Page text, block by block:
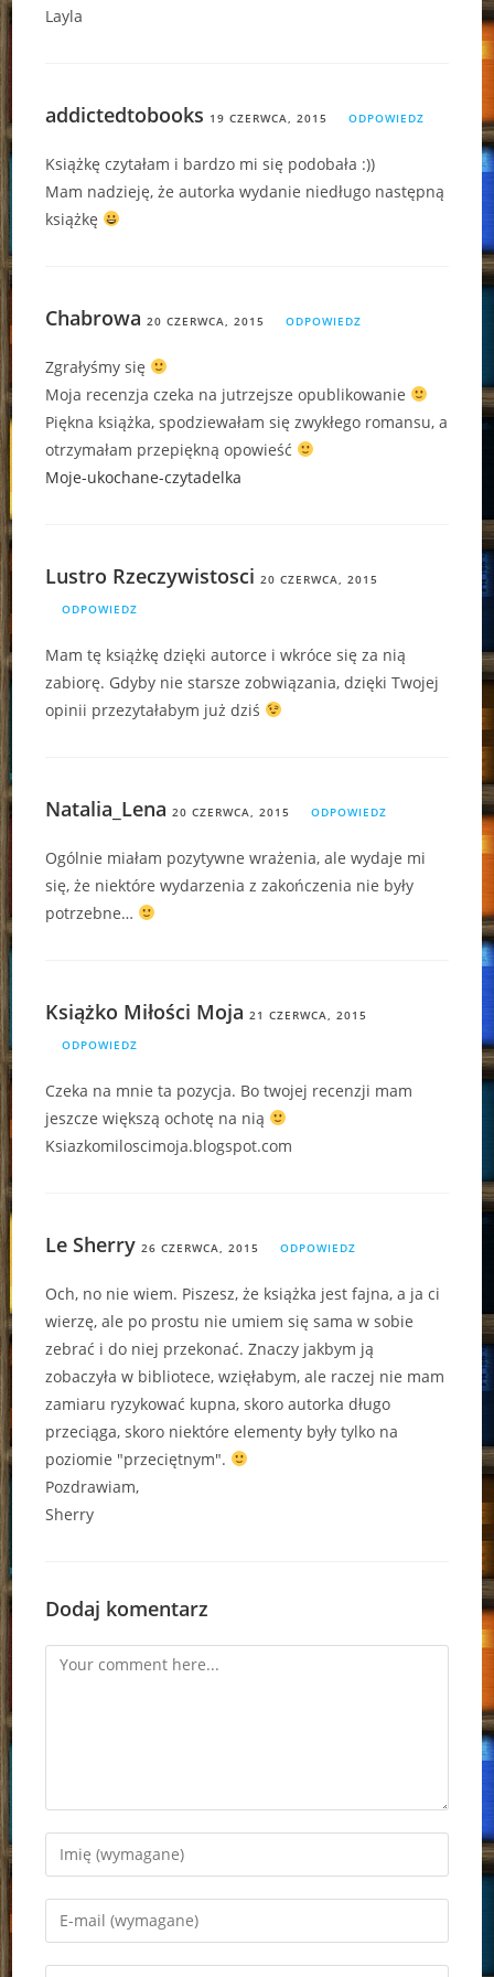
Layla
addictedtobooks 19 CZERWCA, 2015 ODPOWIEDZ
Książkę czytałam i bardzo mi się podobała :))
Mam nadzieję, że autorka wydanie niedługo następną
książkę
Chabrowa 20 CZERWCA, 2015 ODPOWIEDZ
Zgrałyśmy się
Moja recenzja czeka na jutrzejsze opublikowanie
Piękna książka, spodziewałam się zwykłego romansu, a
otrzymałam przepiękną opowieść
Moje-ukochane-czytadelka
Lustro Rzeczywistosci 20 CZERWCA, 2015
ODPOWIEDZ
Mam tę książkę dzięki autorce i wkróce się za nią
zabiorę. Gdyby nie starsze zobwiązania, dzięki Twojej
opinii przezytałabym już dziś
Natalia_Lena 20 CZERWCA, 2015 ODPOWIEDZ
Ogólnie miałam pozytywne wrażenia, ale wydaje mi
się, że niektóre wydarzenia z zakończenia nie były
potrzebne…
Książko Miłości Moja 21 CZERWCA, 2015
ODPOWIEDZ
Czeka na mnie ta pozycja. Bo twojej recenzji mam
jeszcze większą ochotę na nią
Ksiazkomiloscimoja.blogspot.com
Le Sherry 26 CZERWCA, 2015 ODPOWIEDZ
Och, no nie wiem. Piszesz, że książka jest fajna, a ja ci
wierzę, ale po prostu nie umiem się sama w sobie
zebrać i do niej przekonać. Znaczy jakbym ją
zobaczyła w bibliotece, wzięłabym, ale raczej nie mam
zamiaru ryzykować kupna, skoro autorka długo
przeciąga, skoro niektóre elementy były tylko na
poziomie "przeciętnym".
Pozdrawiam,
Sherry
Dodaj komentarz
Comment
Enter
your
name
Enter
your
email